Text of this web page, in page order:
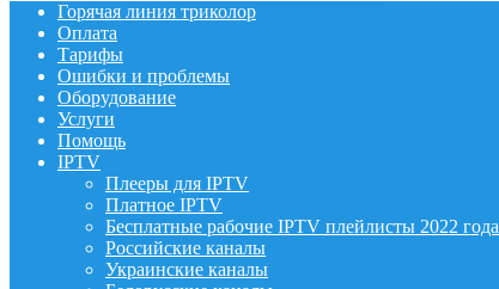
Горячая линия триколор
Оплата
Тарифы
Ошибки и проблемы
Оборудование
Услуги
Помощь
IPTV
Плееры для IPTV
Платное IPTV
Бесплатные рабочие IPTV плейлисты 2022 года
Российские каналы
Украинские каналы